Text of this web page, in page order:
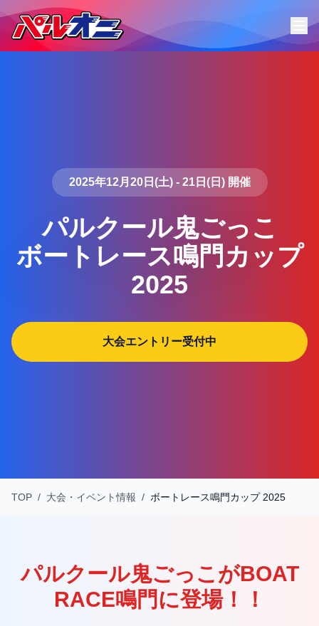
2025年12月20日(土) - 21日(日) 開催
パルクール鬼ごっこ
ボートレース鳴門カップ
2025
大会エントリー受付中
TOP / 大会・イベント情報 / ボートレース鳴門カップ 2025
パルクール鬼ごっこがBOAT
RACE鳴門に登場！！